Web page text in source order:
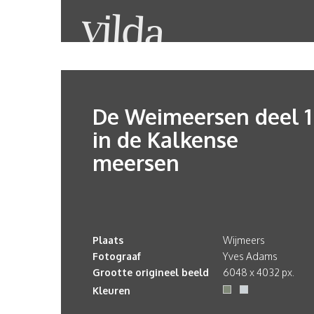
De Weimeersen deel 1
in de Kalkense
meersen
Plaats
Wijmeers
Fotograaf
Yves Adams
Grootte origineel beeld
6048 x 4032 px.
Kleuren